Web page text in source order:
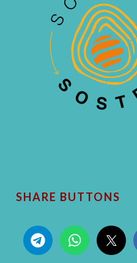
SHARE BUTTONS